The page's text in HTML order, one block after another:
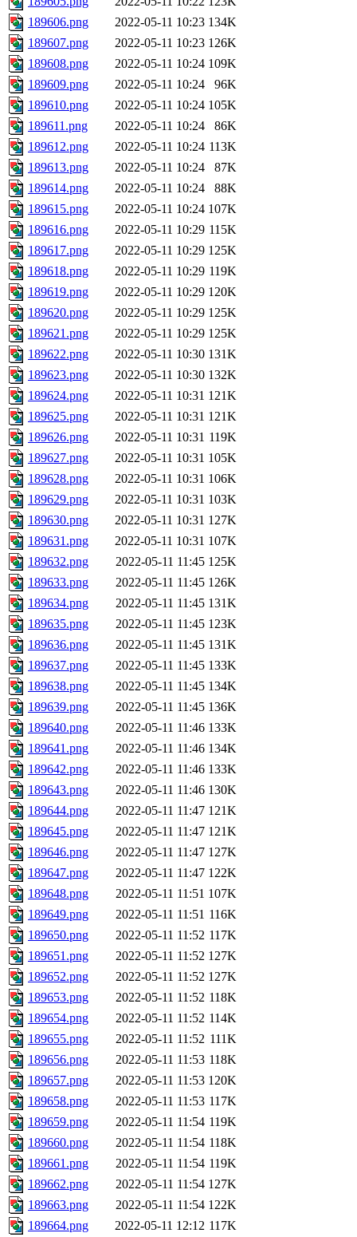
189606.png
2022-05-11 10:23 134K
189607.png
2022-05-11 10:23 126K
189608.png
2022-05-11 10:24 109K
189609.png
2022-05-11 10:24
96K
189610.png
2022-05-11 10:24 105K
189611.png
2022-05-11 10:24
86K
189612.png
2022-05-11 10:24 113K
189613.png
2022-05-11 10:24
87K
189614.png
2022-05-11 10:24
88K
189615.png
2022-05-11 10:24 107K
189616.png
2022-05-11 10:29 115K
189617.png
2022-05-11 10:29 125K
189618.png
2022-05-11 10:29 119K
189619.png
2022-05-11 10:29 120K
189620.png
2022-05-11 10:29 125K
189621.png
2022-05-11 10:29 125K
189622.png
2022-05-11 10:30 131K
189623.png
2022-05-11 10:30 132K
189624.png
2022-05-11 10:31 121K
189625.png
2022-05-11 10:31 121K
189626.png
2022-05-11 10:31 119K
189627.png
2022-05-11 10:31 105K
189628.png
2022-05-11 10:31 106K
189629.png
2022-05-11 10:31 103K
189630.png
2022-05-11 10:31 127K
189631.png
2022-05-11 10:31 107K
189632.png
2022-05-11 11:45 125K
189633.png
2022-05-11 11:45 126K
189634.png
2022-05-11 11:45 131K
189635.png
2022-05-11 11:45 123K
189636.png
2022-05-11 11:45 131K
189637.png
2022-05-11 11:45 133K
189638.png
2022-05-11 11:45 134K
189639.png
2022-05-11 11:45 136K
189640.png
2022-05-11 11:46 133K
189641.png
2022-05-11 11:46 134K
189642.png
2022-05-11 11:46 133K
189643.png
2022-05-11 11:46 130K
189644.png
2022-05-11 11:47 121K
189645.png
2022-05-11 11:47 121K
189646.png
2022-05-11 11:47 127K
189647.png
2022-05-11 11:47 122K
189648.png
2022-05-11 11:51 107K
189649.png
2022-05-11 11:51 116K
189650.png
2022-05-11 11:52 117K
189651.png
2022-05-11 11:52 127K
189652.png
2022-05-11 11:52 127K
189653.png
2022-05-11 11:52 118K
189654.png
2022-05-11 11:52 114K
189655.png
2022-05-11 11:52 111K
189656.png
2022-05-11 11:53 118K
189657.png
2022-05-11 11:53 120K
189658.png
2022-05-11 11:53 117K
189659.png
2022-05-11 11:54 119K
189660.png
2022-05-11 11:54 118K
189661.png
2022-05-11 11:54 119K
189662.png
2022-05-11 11:54 127K
189663.png
2022-05-11 11:54 122K
189664.png
2022-05-11 12:12 117K